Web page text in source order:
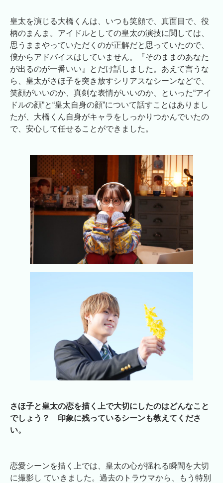
皇太を演じる大橋くんは、いつも笑顔で、真面目で、役
柄のまんま。アイドルとしての皇太の演技に関しては、
思うままやっていただくのが正解だと思っていたので、
僕からアドバイスはしていません。『そのままのあなた
が出るのが一番いい』とだけ話しました。あえて言うな
ら、皇太がさほ子を突き放すシリアスなシーンなどで、
笑顔がいいのか、真剣な表情がいいのか、といった“アイ
ドルの顔”と“皇太自身の顔”について話すことはありまし
たが、大橋くん自身がキャラをしっかりつかんでいたの
で、安心して任せることができました。
さほ子と皇太の恋を描く上で大切にしたのはどんなこと
でしょう？
印象に残っているシーンも教えてくださ
い。
恋愛シーンを描く上では、皇太の心が揺れる瞬間を大切
に撮影し ていきました。過去のトラウマから、もう特別